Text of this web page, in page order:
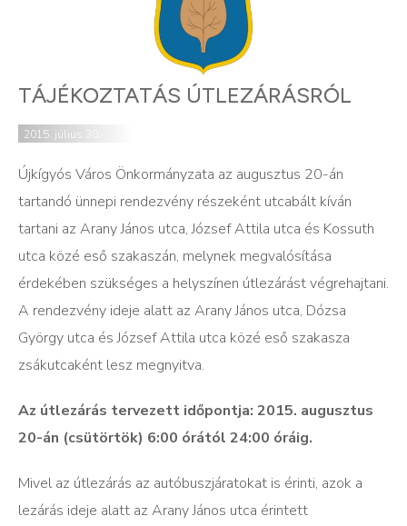
TÁJÉKOZTATÁS ÚTLEZÁRÁSRÓL
2015. július 30.
Újkígyós Város Önkormányzata az augusztus 20-án
tartandó ünnepi rendezvény részeként utcabált kíván
tartani az Arany János utca, József Attila utca és Kossuth
utca közé eső szakaszán, melynek megvalósítása
érdekében szükséges a helyszínen útlezárást végrehajtani.
A rendezvény ideje alatt az Arany János utca, Dózsa
György utca és József Attila utca közé eső szakasza
zsákutcaként lesz megnyitva.
Az útlezárás tervezett időpontja: 2015. augusztus
20-án (csütörtök) 6:00 órától 24:00 óráig.
Mivel az útlezárás az autóbuszjáratokat is érinti, azok a
lezárás ideje alatt az Arany János utca érintett